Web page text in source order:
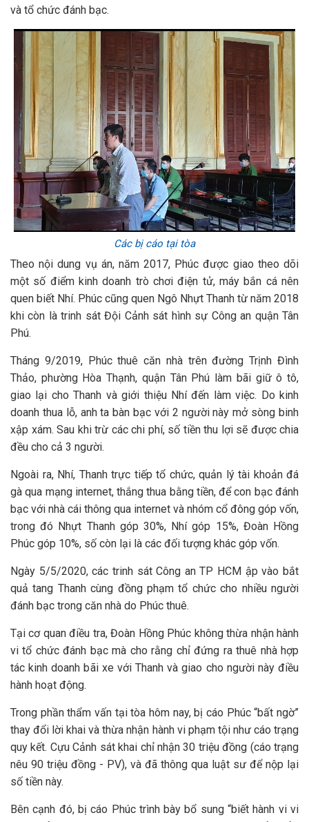
và tổ chức đánh bạc.
Các bị cáo tại tòa
Theo nội dung vụ án, năm 2017, Phúc được giao theo dõi
một số điểm kinh doanh trò chơi điện tử, máy bắn cá nên
quen biết Nhí. Phúc cũng quen Ngô Nhựt Thanh từ năm 2018
khi còn là trinh sát Đội Cảnh sát hình sự Công an quận Tân
Phú.
Tháng 9/2019, Phúc thuê căn nhà trên đường Trịnh Đình
Thảo, phường Hòa Thạnh, quận Tân Phú làm bãi giữ ô tô,
giao lại cho Thanh và giới thiệu Nhí đến làm việc. Do kinh
doanh thua lỗ, anh ta bàn bạc với 2 người này mở sòng binh
xập xám. Sau khi trừ các chi phí, số tiền thu lợi sẽ được chia
đều cho cả 3 người.
Ngoài ra, Nhí, Thanh trực tiếp tổ chức, quản lý tài khoản đá
gà qua mạng internet, thắng thua bằng tiền, để con bạc đánh
bạc với nhà cái thông qua internet và nhóm cổ đông góp vốn,
trong đó Nhựt Thanh góp 30%, Nhí góp 15%, Đoàn Hồng
Phúc góp 10%, số còn lại là các đối tượng khác góp vốn.
Ngày 5/5/2020, các trinh sát Công an TP HCM ập vào bắt
quả tang Thanh cùng đồng phạm tổ chức cho nhiều người
đánh bạc trong căn nhà do Phúc thuê.
Tại cơ quan điều tra, Đoàn Hồng Phúc không thừa nhận hành
vi tổ chức đánh bạc mà cho rằng chỉ đứng ra thuê nhà hợp
tác kinh doanh bãi xe với Thanh và giao cho người này điều
hành hoạt động.
Trong phần thẩm vấn tại tòa hôm nay, bị cáo Phúc “bất ngờ”
thay đổi lời khai và thừa nhận hành vi phạm tội như cáo trạng
quy kết. Cựu Cảnh sát khai chỉ nhận 30 triệu đồng (cáo trạng
nêu 90 triệu đồng - PV), và đã thông qua luật sư để nộp lại
số tiền này.
Bên cạnh đó, bị cáo Phúc trình bày bổ sung “biết hành vi vi